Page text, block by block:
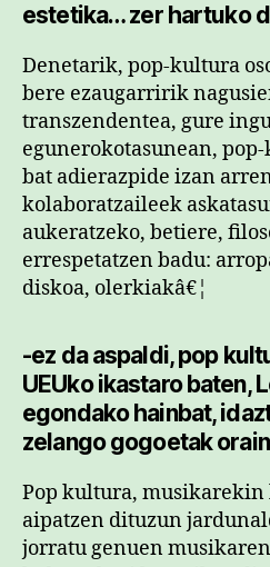
estetika… zer hartuko
Denetarik, pop-kultura
bere ezaugarririk
transzendentea, gure
egunerokotasunean,
bat adierazpide izan
kolaboratzaileek
aukeratzeko, betiere,
errespetatzen badu:
diskoa, olerkiakâ€¦
-ez da aspaldi, pop
UEUko ikastaro baten,
egondako hainbat,
zelango gogoetak
Pop kultura, musikarekin
aipatzen dituzun
jorratu genuen